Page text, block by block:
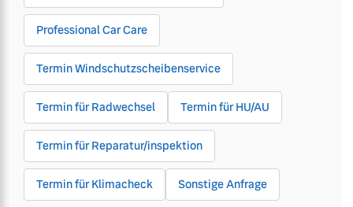
Aktuelle Serviceangebote
Service by Volvo
Aktuelle Serviceangebote
Service by Volvo
Professional Car Care
Termin Windschutzscheibenservice
Termin für Radwechsel Termin für HU/AU
Termin für Reparatur/inspektion
Termin für Klimacheck Sonstige Anfrage